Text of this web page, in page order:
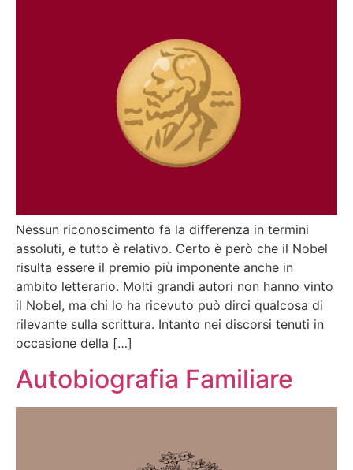
Nessun riconoscimento fa la differenza in termini
assoluti, e tutto è relativo. Certo è però che il Nobel
risulta essere il premio più imponente anche in
ambito letterario. Molti grandi autori non hanno vinto
il Nobel, ma chi lo ha ricevuto può dirci qualcosa di
rilevante sulla scrittura. Intanto nei discorsi tenuti in
occasione della […]
Autobiografia Familiare